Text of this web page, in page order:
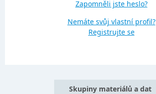
Zapomněli jste heslo?
Nemáte svůj vlastní profil?
Registrujte se
Skupiny materiálů a dat